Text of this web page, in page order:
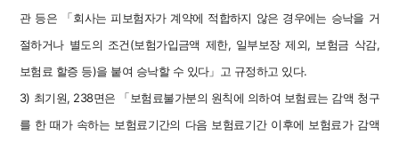
관 등은 「회사는 피보험자가 계약에 적합하지 않은 경우에는 승낙을 거
절하거나 별도의 조건(보험가입금액 제한, 일부보장 제외, 보험금 삭감,
보험료 할증 등)을 붙여 승낙할 수 있다」고 규정하고 있다.
3) 최기원, 238면은 「보험료불가분의 원칙에 의하여 보험료는 감액 청구
를 한 때가 속하는 보험료기간의 다음 보험료기간 이후에 보험료가 감액